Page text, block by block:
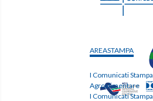
AREASTAMPA
I Comunicati Stampa
Agroalimentare
I Comunicati Stampa